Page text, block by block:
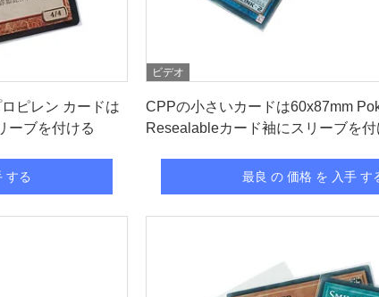
ピレン カードは
ーブを付ける
する
ビデオ
CPPの小さいカードは60x87mm
Resealableカード袖にスリーブを付
最良 の 価格 を 入手 す